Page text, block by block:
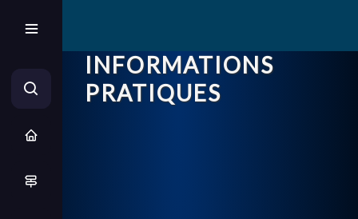
INFORMATIONS
PRATIQUES